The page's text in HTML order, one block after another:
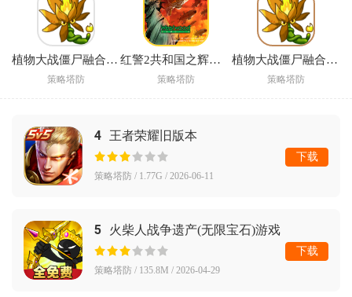
植物大战僵尸融合版3.8辅助菜单版(PlantsVsZombiesRH)
策略塔防
红警2共和国之辉手机版下载
策略塔防
植物大战僵尸融合版3.7手机版(PlantsVsZombiesRH)
策略塔防
4 王者荣耀旧版本
策略塔防 / 1.77G / 2026-06-11
下载
5 火柴人战争遗产(无限宝石)游戏
策略塔防 / 135.8M / 2026-04-29
下载